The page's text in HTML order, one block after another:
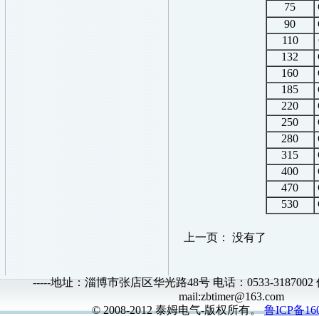
75
90
110
132
160
185
220
250
280
315
400
470
530
上一页： 没有了
-----地址：淄博市张店区华光路48号 电话：0533-3187002
mail:zbtimer@163.com
© 2008-2012 泰姆电气-版权所有。鲁ICP备